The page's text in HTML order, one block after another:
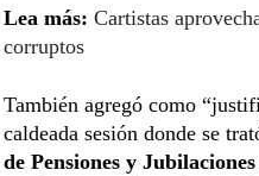
Lea más: Cartistas
corruptos
También agregó como
caldeada sesión donde se
de Pensiones y Jubilaciones